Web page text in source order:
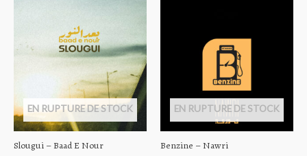
EN RUPTURE DE STOCK
Slougui – Baad E Nour
EN RUPTURE DE STOCK
Benzine – Nawri